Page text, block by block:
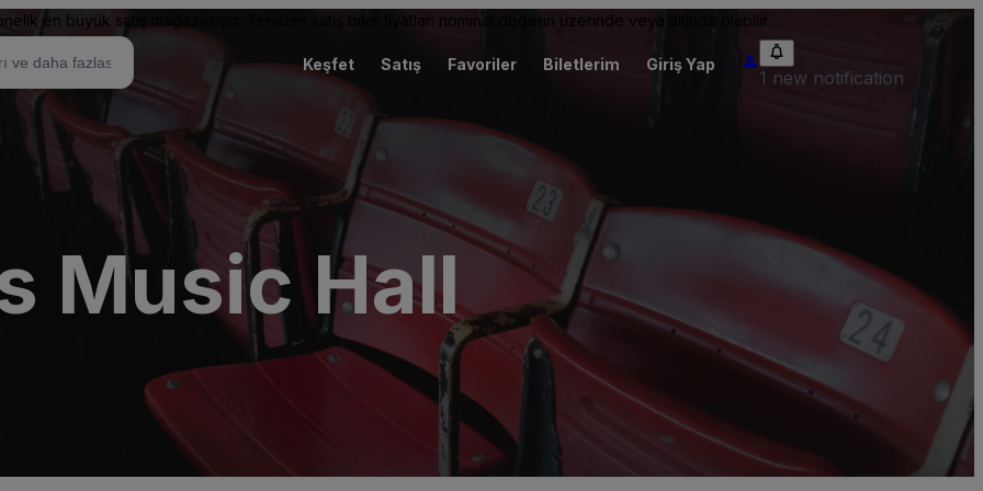
en büyük satış mağazasıyız. Yeniden satış bilet fiyatları nominal değerin üzerinde veya altında olabilir.
Keşfet Satış Favoriler Biletlerim Giriş Yap
1 new notification
Music Hall